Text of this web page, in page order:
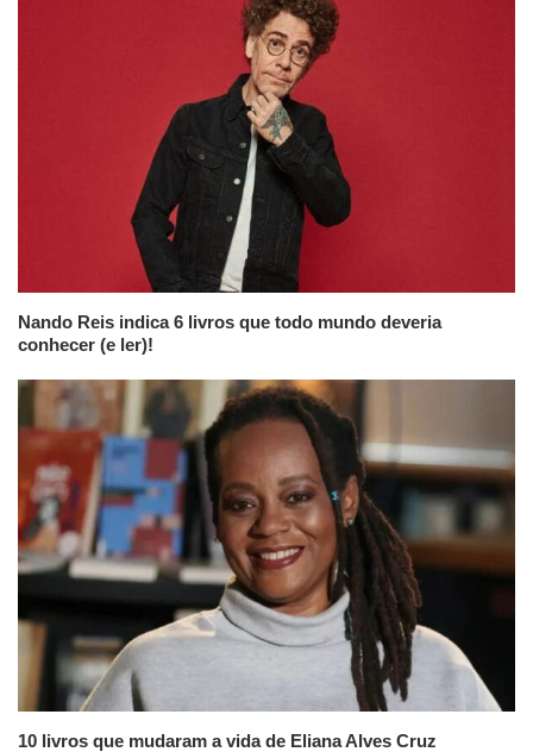
Nando Reis indica 6 livros que todo mundo deveria
conhecer (e ler)!
10 livros que mudaram a vida de Eliana Alves Cruz